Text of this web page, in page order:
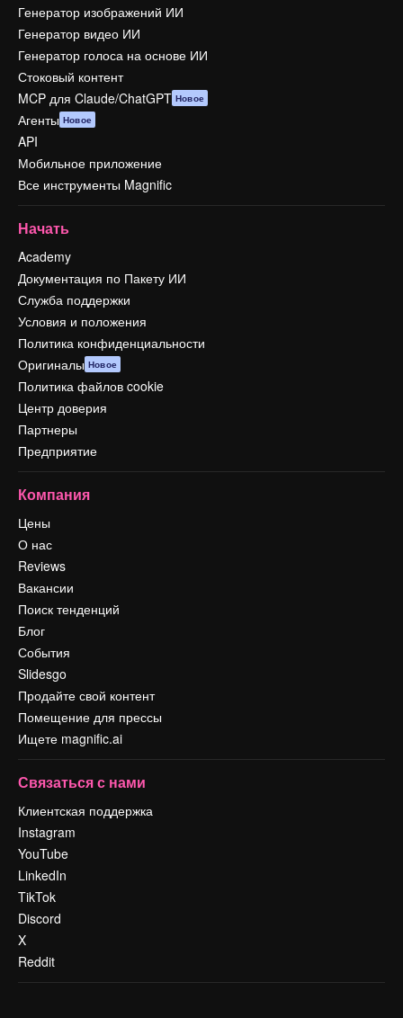
Генератор изображений ИИ
Генератор видео ИИ
Генератор голоса на основе ИИ
Стоковый контент
MCP для Claude/ChatGPT Новое
Агенты Новое
API
Мобильное приложение
Все инструменты Magnific
Начать
Academy
Документация по Пакету ИИ
Служба поддержки
Условия и положения
Политика конфиденциальности
Оригиналы Новое
Политика файлов cookie
Центр доверия
Партнеры
Предприятие
Компания
Цены
О нас
Reviews
Вакансии
Поиск тенденций
Блог
События
Slidesgo
Продайте свой контент
Помещение для прессы
Ищете magnific.ai
Связаться с нами
Клиентская поддержка
Instagram
YouTube
LinkedIn
TikTok
Discord
X
Reddit